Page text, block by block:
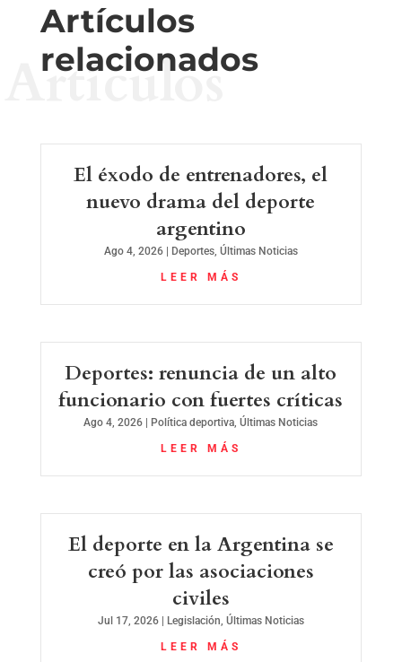
Artículos
relacionados
Artículos
El éxodo de entrenadores, el
nuevo drama del deporte
argentino
Ago 4, 2026| Deportes, Últimas Noticias
LEER MÁS
Deportes: renuncia de un alto
funcionario con fuertes críticas
Ago 4, 2026 Política deportiva,Últimas Noticias
LEER MÁS
El deporte en la Argentina se
creó por las asociaciones
civiles
Jul 17, 2026| Legislación, Últimas Noticias
LEER MÁS